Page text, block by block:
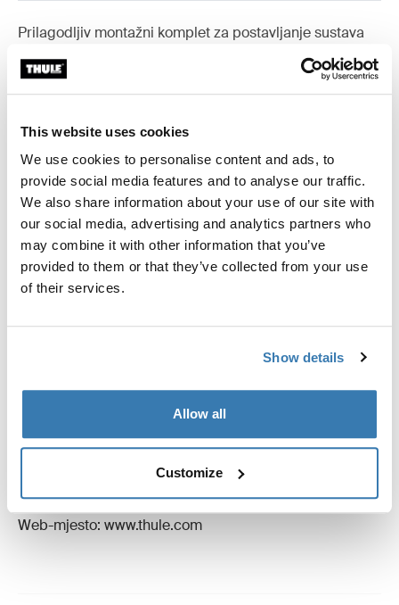
This website uses cookies
We use cookies to personalise content and ads, to
provide social media features and to analyse our traffic.
We also share information about your use of our site with
our social media, advertising and analytics partners who
may combine it with other information that you’ve
provided to them or that they’ve collected from your use
of their services.
Show details
Allow all
Customize
Prilagodljiv montažni komplet za postavljanje sustava
krovnih nosača tvrtke Thule na vozila koja nemaju
prethodno postavljene točke za pričvršćivanje krovnog
nosača ili tvornički postavljene nosače.
Toggle features
Sve značajke
Toggle techspec
Tehničke specifikacije
Proizvodni podaci
Registrirani žig: Thule Sweden AB
Naziv proizvođača: Thule Sweden
E-pošta: support@thule.com
Web-mjesto: www.thule.com